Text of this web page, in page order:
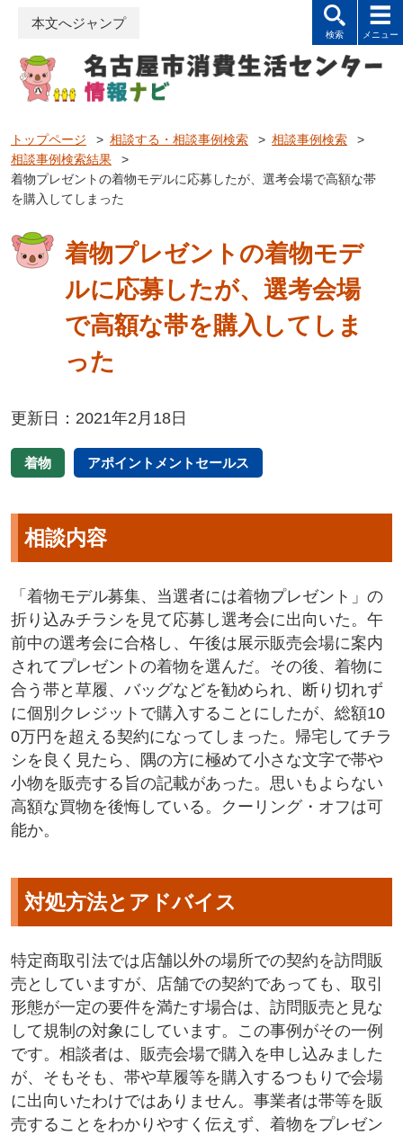
本文へジャンプ
トップページ > 相談する・相談事例検索 > 相談事例検索
>
相談事例検索結果
>
着物プレゼントの着物モデルに応募したが、選考会場で高額な帯
を購入してしまった
着物プレゼントの着物モデ
ルに応募したが、選考会場
で高額な帯を購入してしま
った
更新日：2021年2月18日
着物 アポイントメントセールス
相談内容
「着物モデル募集、当選者には着物プレゼント」の
折り込みチラシを見て応募し選考会に出向いた。午
前中の選考会に合格し、午後は展示販売会場に案内
されてプレゼントの着物を選んだ。その後、着物に
合う帯と草履、バッグなどを勧められ、断り切れず
に個別クレジットで購入することにしたが、総額10
0万円を超える契約になってしまった。帰宅してチラ
シを良く見たら、隅の方に極めて小さな文字で帯や
小物を販売する旨の記載があった。思いもよらない
高額な買物を後悔している。クーリング・オフは可
能か。
対処方法とアドバイス
特定商取引法では店舗以外の場所での契約を訪問販
売としていますが、店舗での契約であっても、取引
形態が一定の要件を満たす場合は、訪問販売と見な
して規制の対象にしています。この事例がその一例
です。相談者は、販売会場で購入を申し込みました
が、そもそも、帯や草履等を購入するつもりで会場
に出向いたわけではありません。事業者は帯等を販
売することをわかりやすく伝えず、着物をプレゼン